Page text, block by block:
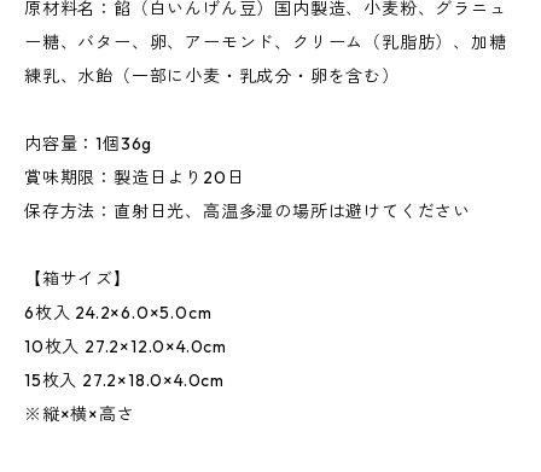
原材料名：餡（白いんげん豆）国内製造、小麦粉、グラニュ
ー糖、バター、卵、アーモンド、クリーム（乳脂肪）、加糖
練乳、水飴（一部に小麦・乳成分・卵を含む）
内容量：1個36g
賞味期限：製造日より20日
保存方法：直射日光、高温多湿の場所は避けてください
【箱サイズ】
6枚入 24.2×6.0×5.0cm
10枚入 27.2×12.0×4.0cm
15枚入 27.2×18.0×4.0cm
※縦×横×高さ